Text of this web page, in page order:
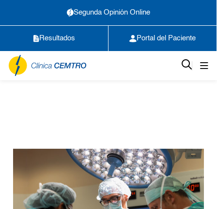
Segunda Opinión Online
Resultados Portal del Paciente